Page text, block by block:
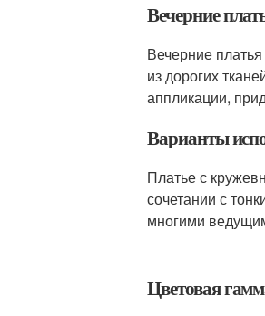
Вечерние
Вечерние
из дорогих
аппликации,
Варианты
Платье с
сочетании с
многими
Цветовая